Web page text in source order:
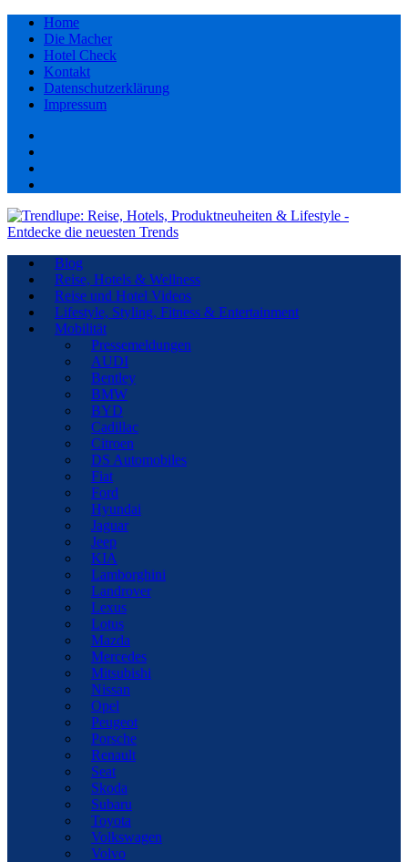
Home
Die Macher
Hotel Check
Kontakt
Datenschutzerklärung
Impressum
Blog
Reise, Hotels & Wellness
Reise und Hotel Videos
Lifestyle, Styling, Fitness & Entertainment
Mobilität
Pressemeldungen
AUDI
Bentley
BMW
BYD
Cadillac
Citroen
DS Automobiles
Fiat
Ford
Hyundai
Jaguar
Jeep
KIA
Lamborghini
Landrover
Lexus
Lotus
Mazda
Mercedes
Mitsubishi
Nissan
Opel
Peugeot
Porsche
Renault
Seat
Skoda
Subaru
Toyota
Volkswagen
Volvo